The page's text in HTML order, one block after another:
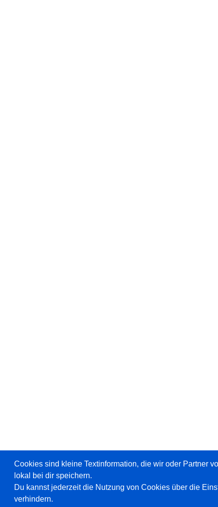
Cookies sind kleine Textinformation, die wir oder Partner
lokal bei dir speichern.
Du kannst jederzeit die Nutzung von Cookies über die
verhindern.